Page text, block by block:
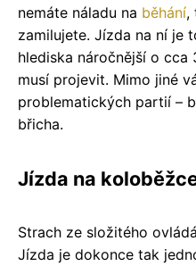
nemáte náladu na běhání,
zamilujete. Jízda na ní je
hlediska náročnější o cca
musí projevit. Mimo jiné
problematických partií –
břicha.
Jízda na
Strach ze složitého
Jízda je dokonce tak